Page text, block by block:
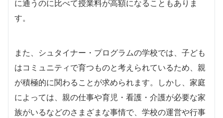
に通うのに比べて授業料が高額になることもありま
す。
また、シュタイナー・プログラムの学校では、子ども
はコミュニティで育つものと考えられているため、親
が積極的に関わることが求められます。しかし、家庭
によっては、親の仕事や育児・看護・介護が必要な家
族がいるなどのさまざまな事情で、学校の運営や行事